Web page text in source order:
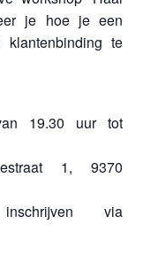
je hoe je een
te
19.30 uur tot
1, 9370
via